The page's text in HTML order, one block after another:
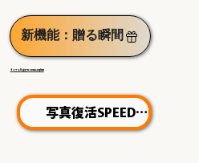
写真復活SPEED
新機能：贈る瞬間